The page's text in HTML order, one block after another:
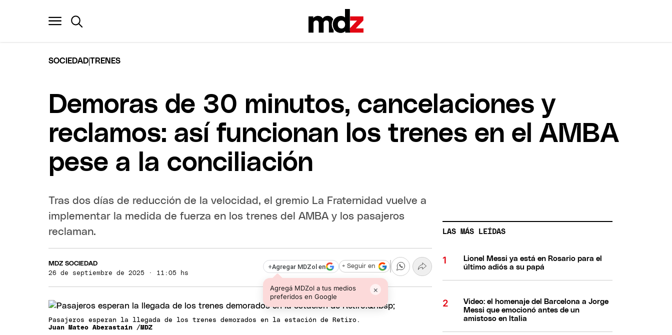
SOCIEDAD|TRENES
Demoras de 30 minutos, cancelaciones y
reclamos: así funcionan los trenes en el AMBA
pese a la conciliación
Tras dos días de reducción de la velocidad, el gremio La Fraternidad vuelve a
implementar la medida de fuerza en los trenes del AMBA y los pasajeros
reclaman.
MDZ SOCIEDAD
26 de septiembre de 2025 · 11:05 hs
+Agregar MDZol en
Agregá MDZol a tus medios
preferidos en Google
×
+ Seguir en
Pasajeros esperan la llegada de los trenes demorados en la estación de Retiro.
Juan Mateo Aberastain /MDZ
LAS MÁS LEÍDAS
Lionel Messi ya está en Rosario para el
último adiós a su papá
Video: el homenaje del Barcelona a Jorge
Messi que emocionó antes de un
amistoso en Italia